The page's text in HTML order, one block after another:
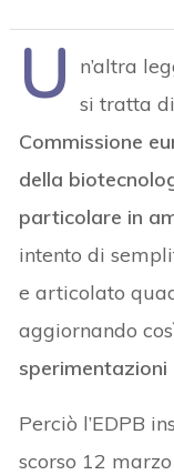
U
n’altra
si tratta
Commissione
della
particolare in
intento di
e articolato
aggiornando
sperimentazioni
Perciò l’EDPB
scorso 12